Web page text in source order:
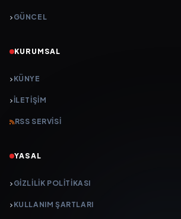
GÜNCEL
KURUMSAL
KÜNYE
İLETIŞIM
RSS SERVISI
YASAL
GIZLILIK POLITIKASI
KULLANIM ŞARTLARI